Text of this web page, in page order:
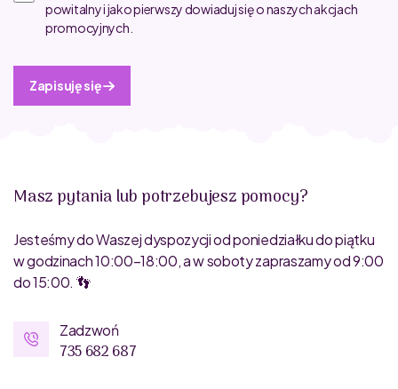
powitalny i jako pierwszy dowiaduj się o naszych akcjach
promocyjnych.
Zapisuję się
Masz pytania lub potrzebujesz pomocy?
Jesteśmy do Waszej dyspozycji od poniedziałku do piątku
w godzinach 10:00–18:00, a w soboty zapraszamy od 9:00
do 15:00. 👣
Zadzwoń
735 682 687